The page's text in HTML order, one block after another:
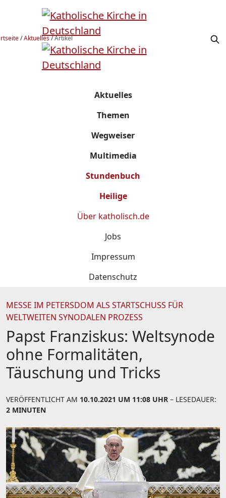
/Aktuelles/Artikel
Aktuelles
Themen
Wegweiser
Multimedia
Stundenbuch
Heilige
Über katholisch.de
Jobs
Impressum
Datenschutz
MESSE IM PETERSDOM ALS STARTSCHUSS FÜR
WELTWEITEN SYNODALEN PROZESS
Papst Franziskus: Weltsynode
ohne Formalitäten,
Täuschung und Tricks
VERÖFFENTLICHT AM 10.10.2021 UM 11:08 UHR – LESEDAUER:
2 MINUTEN